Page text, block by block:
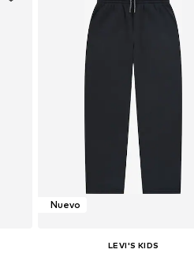
Nuevo
LEVI'S KIDS